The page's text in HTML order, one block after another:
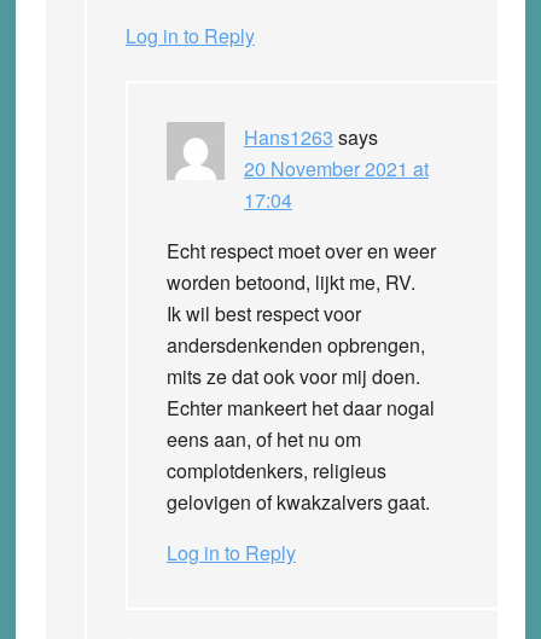
Log in to Reply
Hans1263 says
20 November 2021 at
17:04
Echt respect moet over en weer
worden betoond, lijkt me, RV.
Ik wil best respect voor
andersdenkenden opbrengen,
mits ze dat ook voor mij doen.
Echter mankeert het daar nogal
eens aan, of het nu om
complotdenkers, religieus
gelovigen of kwakzalvers gaat.
Log in to Reply